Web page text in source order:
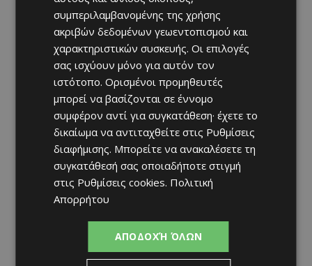
συμπεριλαμβανομένης της χρήσης
ακριβών δεδομένων γεωεντοπισμού και
χαρακτηριστικών συσκευής. Οι επιλογές
σας ισχύουν μόνο για αυτόν τον
ιστότοπο. Ορισμένοι προμηθευτές
μπορεί να βασίζονται σε έννομο
συμφέρον αντί για συγκατάθεση· έχετε το
δικαίωμα να αντιταχθείτε στις Ρυθμίσεις
διαφήμισης. Μπορείτε να ανακαλέσετε τη
συγκατάθεσή σας οποιαδήποτε στιγμή
στις Ρυθμίσεις cookies. Πολιτική
Απορρήτου
ΑΠΟΔΟΧΉ ΌΛΩΝ